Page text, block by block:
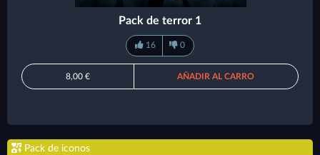
Pack de terror 1
16 0
8,00 € AÑADIR AL CARRO
Pack de iconos